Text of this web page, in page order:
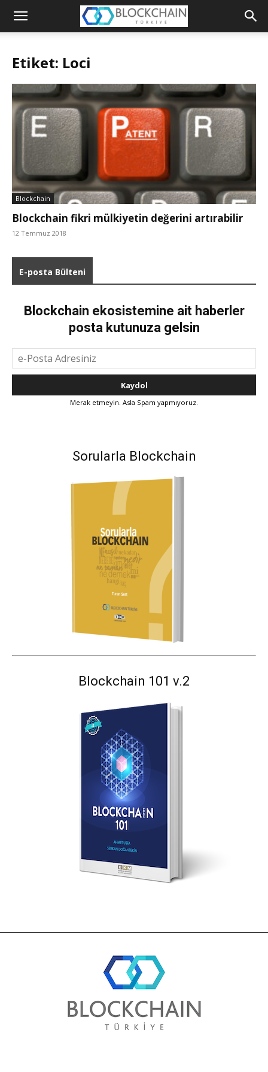
Blockchain
Etiket: Loci
Blockchain
Blockchain fikri mülkiyetin değerini artırabilir
12 Temmuz 2018
E-posta Bülteni
Blockchain ekosistemine ait haberler
posta kutunuza gelsin
Merak etmeyin. Asla Spam yapmıyoruz.
Sorularla Blockchain
Blockchain 101 v.2